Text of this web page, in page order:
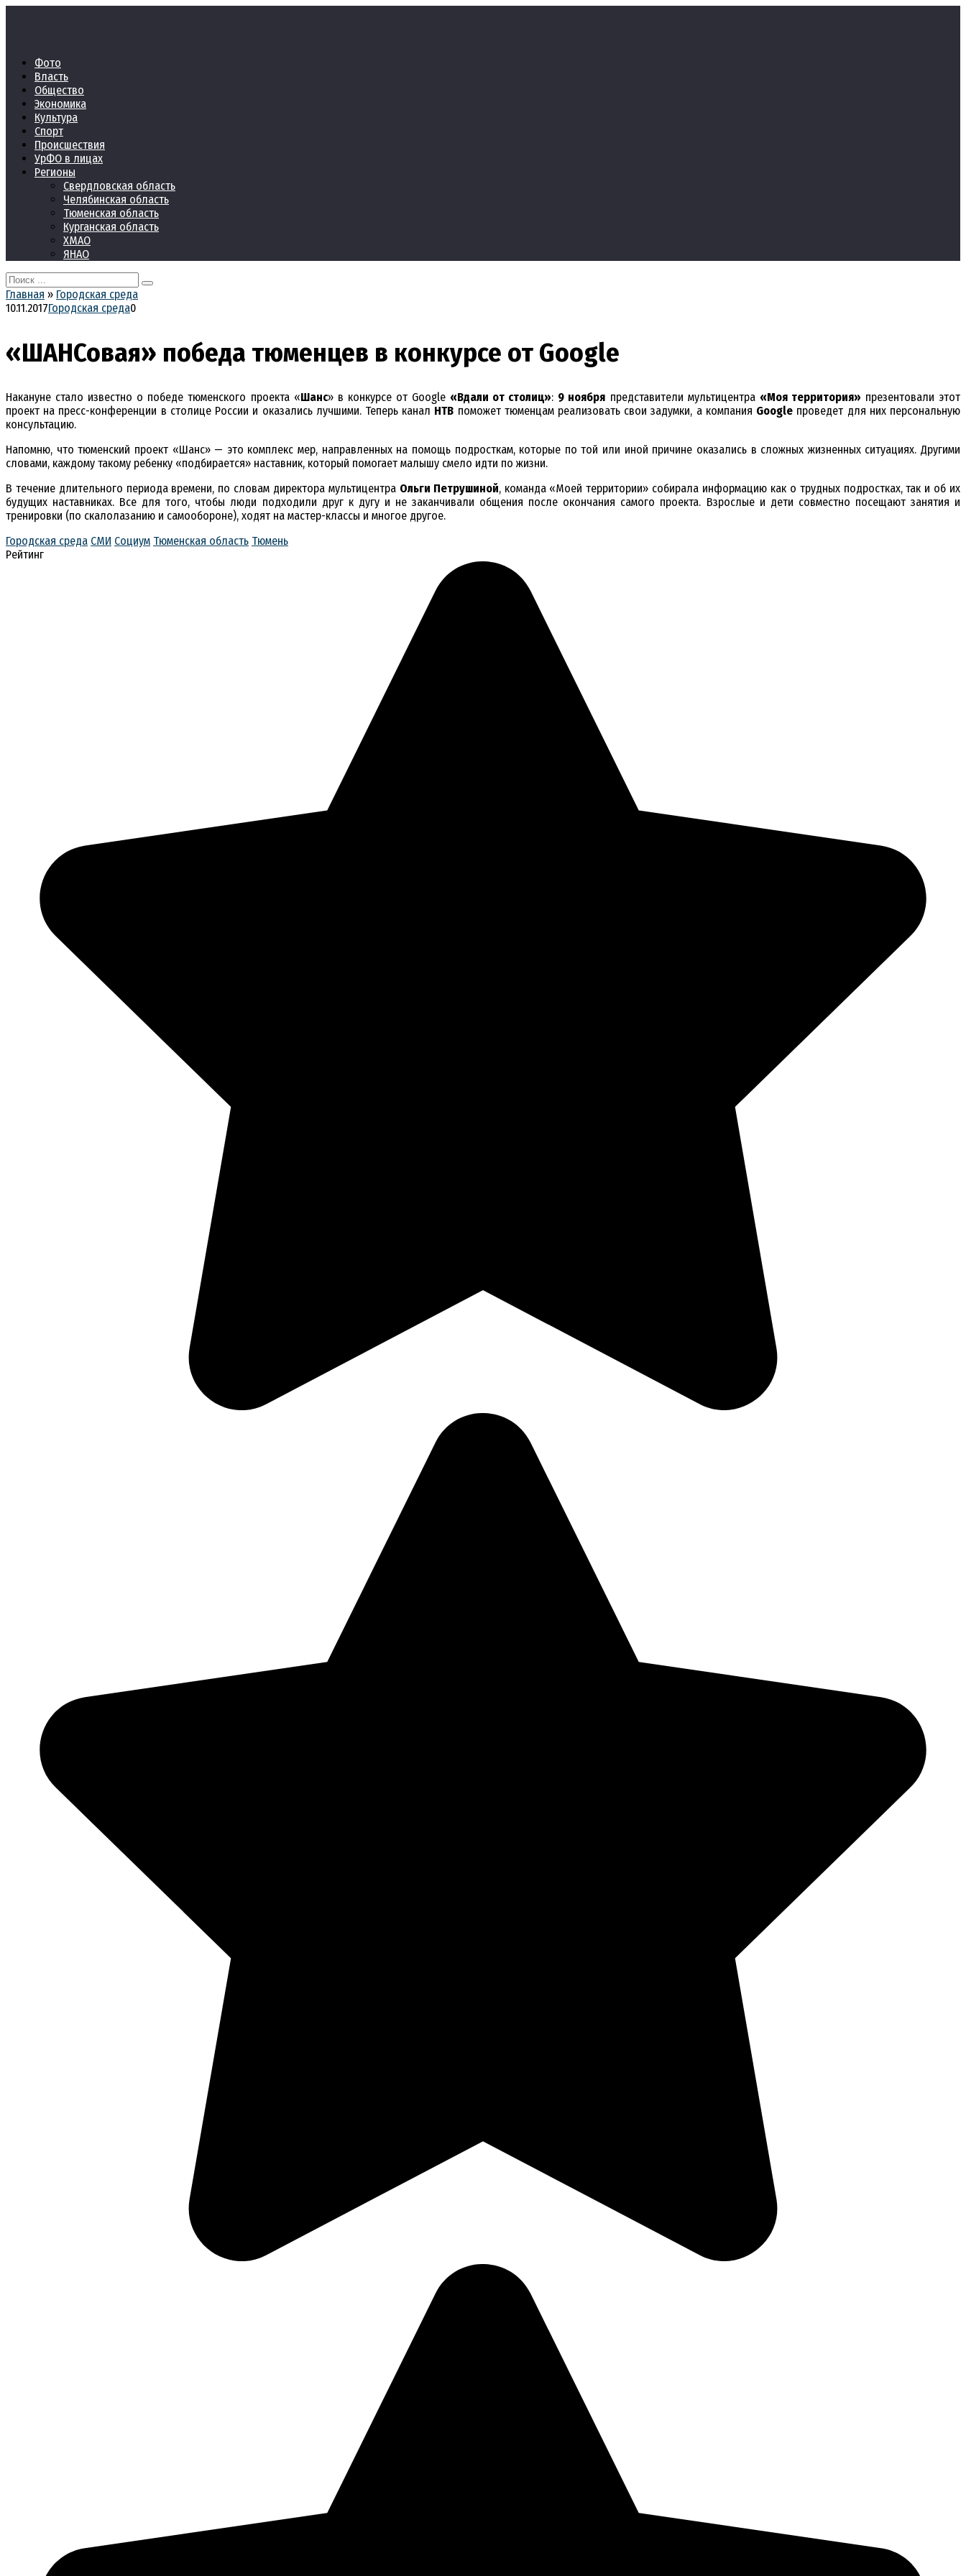
Фото
Власть
Общество
Экономика
Культура
Спорт
Происшествия
УрФО в лицах
Регионы
Свердловская область
Челябинская область
Тюменская область
Курганская область
ХМАО
ЯНАО
Search
for:
Главная » Городская среда
10.11.2017Городская среда0
«ШАНСовая» победа тюменцев в конкурсе от Google
Накануне стало известно о победе тюменского проекта «Шанс» в конкурсе от Google «Вдали от столиц»: 9 ноября представители мультицентра «Моя территория» презентовали этот
проект на пресс-конференции в столице России и оказались лучшими. Теперь канал НТВ поможет тюменцам реализовать свои задумки, а компания Google проведет для них персональную
консультацию.
Напомню, что тюменский проект «Шанс» — это комплекс мер, направленных на помощь подросткам, которые по той или иной причине оказались в сложных жизненных ситуациях. Другими
словами, каждому такому ребенку «подбирается» наставник, который помогает малышу смело идти по жизни.
В течение длительного периода времени, по словам директора мультицентра Ольги Петрушиной, команда «Моей территории» собирала информацию как о трудных подростках, так и об их
будущих наставниках. Все для того, чтобы люди подходили друг к дугу и не заканчивали общения после окончания самого проекта. Взрослые и дети совместно посещают занятия и
тренировки (по скалолазанию и самообороне), ходят на мастер-классы и многое другое.
Городская среда СМИ Социум Тюменская область Тюмень
Рейтинг